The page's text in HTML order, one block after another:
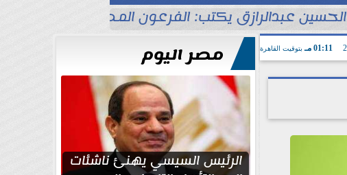

الحسين عبدالرازق يكتب: الفرعون المصري جاهز
01:11 مـ بتوقيت القاهرة مصر اليوم
الرئيس السيسي يهنئ ناشئات